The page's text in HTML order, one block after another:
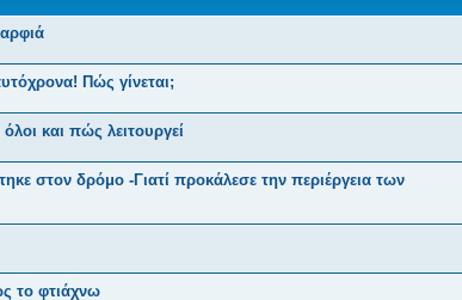
Πώς γίνεται;
και πώς λειτουργεί
στον δρόμο -Γιατί προκάλεσε την περιέργεια των
το φτιάχνω